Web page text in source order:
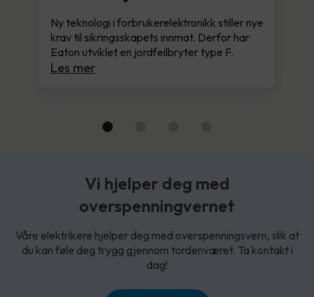
Ny teknologi i forbrukerelektronikk stiller nye
krav til sikringsskapets innmat. Derfor har
Eaton utviklet en jordfeilbryter type F.
Les mer
Vi hjelper deg med
overspenningvernet
Våre elektrikere hjelper deg med overspenningsvern, slik at
du kan føle deg trygg gjennom tordenværet. Ta kontakt i
dag!